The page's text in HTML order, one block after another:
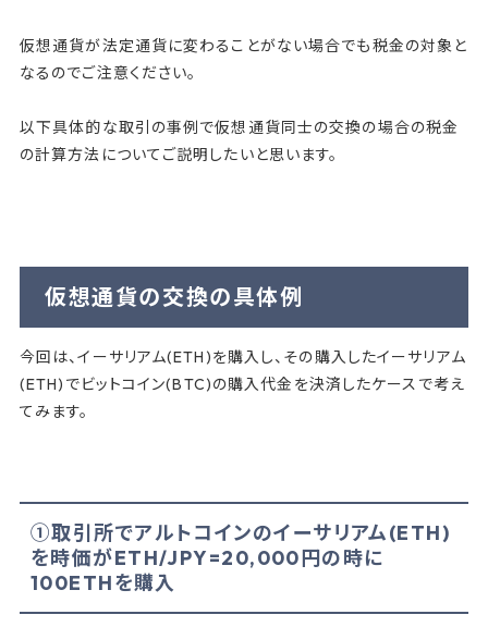
仮想通貨が法定通貨に変わることがない場合でも税金の対象と
なるのでご注意ください。
以下具体的な取引の事例で仮想通貨同士の交換の場合の税金
の計算方法についてご説明したいと思います。
仮想通貨の交換の具体例
今回は、イーサリアム(ETH)を購入し、その購入したイーサリアム
(ETH)でビットコイン(BTC)の購入代金を決済したケースで考え
てみます。
①取引所でアルトコインのイーサリアム(ETH)
を時価がETH/JPY=20,000円の時に
100ETHを購入